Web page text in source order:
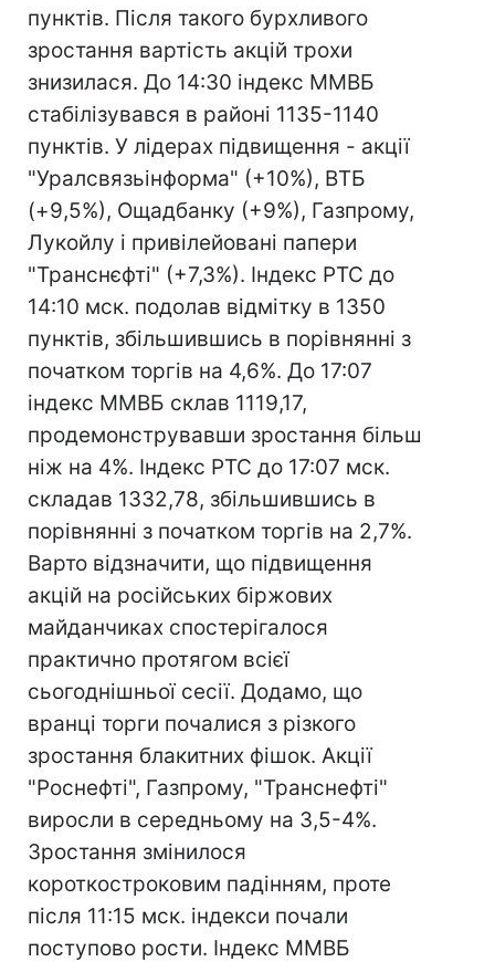
пунктів. Після такого бурхливого
зростання вартість акцій трохи
знизилася. До 14:30 індекс ММВБ
стабілізувався в районі 1135-1140
пунктів. У лідерах підвищення - акції
"Уралсвязьінформа" (+10%), ВТБ
(+9,5%), Ощадбанку (+9%), Газпрому,
Лукойлу і привілейовані папери
"Транснєфті" (+7,3%). Індекс РТС до
14:10 мск. подолав відмітку в 1350
пунктів, збільшившись в порівнянні з
початком торгів на 4,6%. До 17:07
індекс ММВБ склав 1119,17,
продемонструвавши зростання більш
ніж на 4%. Індекс РТС до 17:07 мск.
складав 1332,78, збільшившись в
порівнянні з початком торгів на 2,7%.
Варто відзначити, що підвищення
акцій на російських біржових
майданчиках спостерігалося
практично протягом всієї
сьогоднішньої сесії. Додамо, що
вранці торги почалися з різкого
зростання блакитних фішок. Акції
"Роснефті", Газпрому, "Транснефті"
виросли в середньому на 3,5-4%.
Зростання змінилося
короткостроковим падінням, проте
після 11:15 мск. індекси почали
поступово рости. Індекс ММВБ